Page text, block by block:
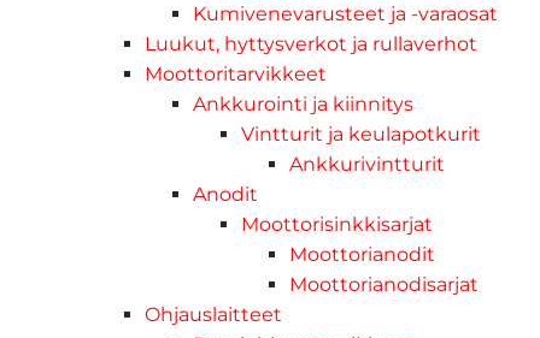
Kumivenevarusteet ja -varaosat
Luukut, hyttysverkot ja rullaverhot
Moottoritarvikkeet
Ankkurointi ja kiinnitys
Vintturit ja keulapotkurit
Ankkurivintturit
Anodit
Moottorisinkkisarjat
Moottorianodit
Moottorianodisarjat
Ohjauslaitteet